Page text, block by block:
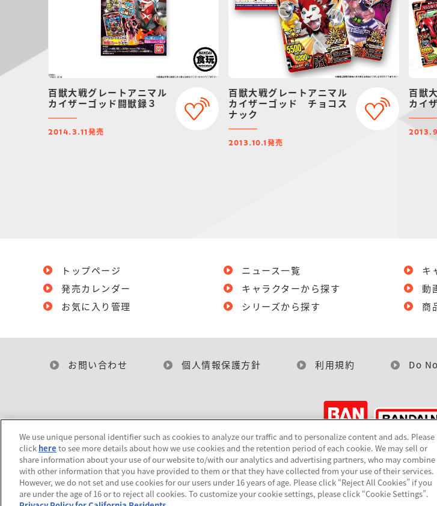
百獣大戦グレートアニマル
カイザーゴッド闘獣録３
2014.3.11 発売
百獣大戦グレートアニマル
カイザーゴッド チョコス
ナック
2013.10.1 発売
百獣
カイ
トップページ
発売カレンダー
お気に入り管理
ニュース一覧
キャラクターから探す
シリーズから探す
キ
動
商
お問い合わせ 個人情報保護方針 利用規約 Do
©BANDAI
▼コピーライト一覧を表
We use unique personal identifier such as cookies to analyze our traffic and to personalize content and ads. Please
click here to see more details about how we use cookies and the retention period of each cookie. We may sell or
share information about your use of our website to/with our analytics and advertising partners, who may
with other information that you have provided to them or that they have collected from your use of their services.
However, we do not set and use cookies for our users under 16 years of age. Please click “Reject All Cookies” if you
are under the age of 16 or to reject all cookies. To customize your cookie settings, please click “Cookie Settings”.